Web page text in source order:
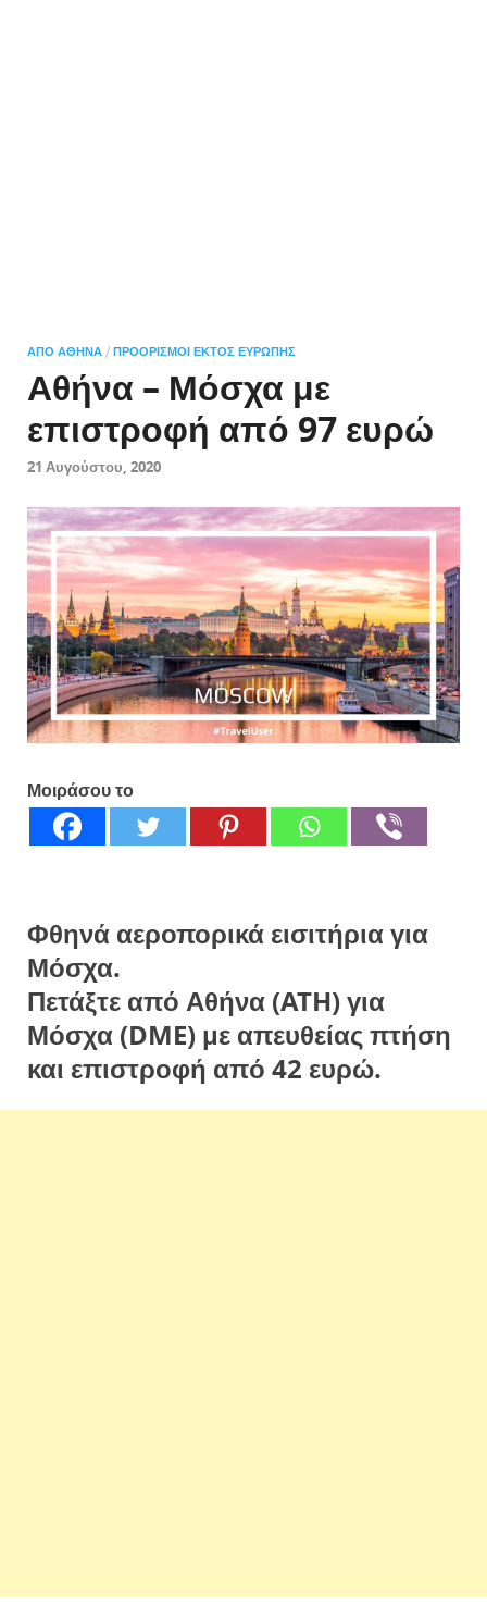
ΑΠΌ ΑΘΉΝΑ / ΠΡΟΟΡΙΣΜΟΊ ΕΚΤΌΣ ΕΥΡΏΠΗΣ
Αθήνα – Μόσχα με
επιστροφή από 97 ευρώ
21 Αυγούστου, 2020
Μοιράσου το
Φθηνά αεροπορικά εισιτήρια για
Μόσχα.
Πετάξτε από Αθήνα (ATH) για
Μόσχα (DME) με απευθείας πτήση
και επιστροφή από 42 ευρώ.